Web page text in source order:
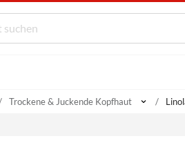
Trockene & Juckende Kopfhaut